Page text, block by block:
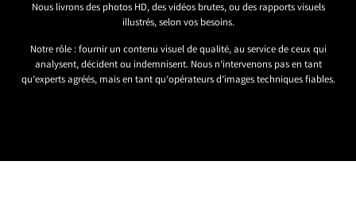
Nous livrons des photos HD, des vidéos brutes, ou des rapports visuels
illustrés, selon vos besoins.
Notre rôle : fournir un contenu visuel de qualité, au service de ceux qui
analysent, décident ou indemnisent. Nous n’intervenons pas en tant
qu’experts agréés, mais en tant qu’opérateurs d’images techniques fiables.